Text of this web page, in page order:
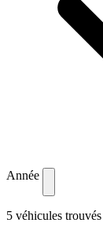
Année
5 véhicules trouvés